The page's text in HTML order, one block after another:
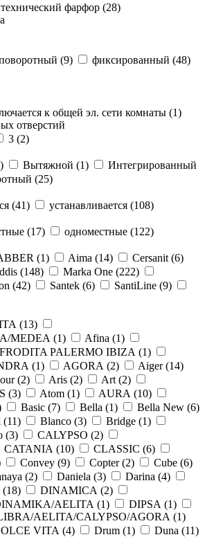
фарфор (28)
(9) фиксированный (48)
к общей эл. сети комнаты (1)
отверстий
3 (2)
) Вытяжной (1)
Интегрированный
(25)
(41) устанавливается (108)
(17) одноместные (122)
(1) Aima (14) Cersanit (6)
(148) Marka One (222)
(42) Santek (6) SantiLine (9)
(13)
MEDEA (1) Afina (1)
PALERMO IBIZA (1)
(1) AGORA (2) Aiger (14)
(2) Aris (2) Art (2)
(3) Atom (1) AURA (10)
Basic (7) Bella (1) Bella New (6)
(11) Blanco (3) Bridge (1)
(3) CALYPSO (2)
CATANIA (10) CLASSIC (6)
Convey (9) Copter (2) Cube (6)
(2) Daniela (3) Darina (4)
(18) DINAMICA (2)
AELITA (1) DIPSA (1)
AELITA/CALYPSO/AGORA (1)
VITA (4) Drum (1) Duna (11)